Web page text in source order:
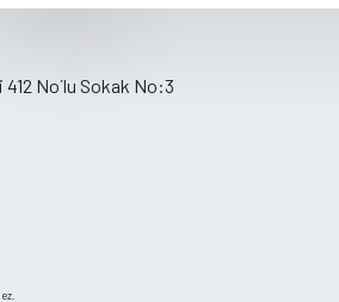
412 No´lu Sokak No:3